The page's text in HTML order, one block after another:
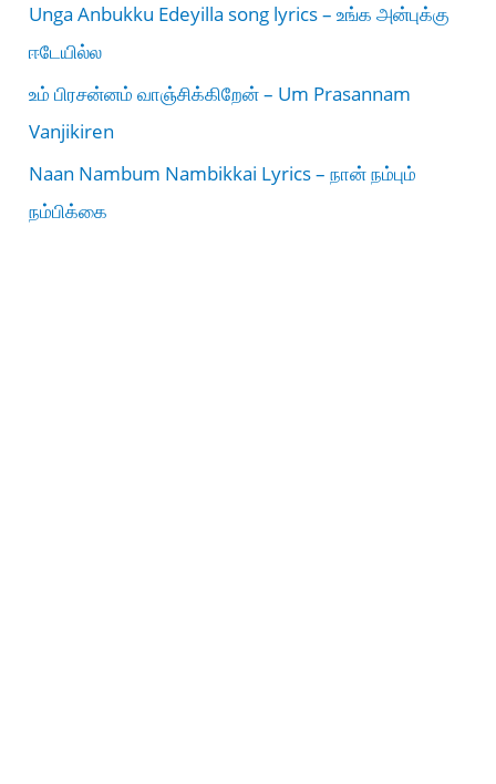
Unga Anbukku Edeyilla song lyrics – உங்க அன்புக்கு
ஈடேயில்ல
உம் பிரசன்னம் வாஞ்சிக்கிறேன் – Um Prasannam
Vanjikiren
Naan Nambum Nambikkai Lyrics – நான் நம்பும்
நம்பிக்கை